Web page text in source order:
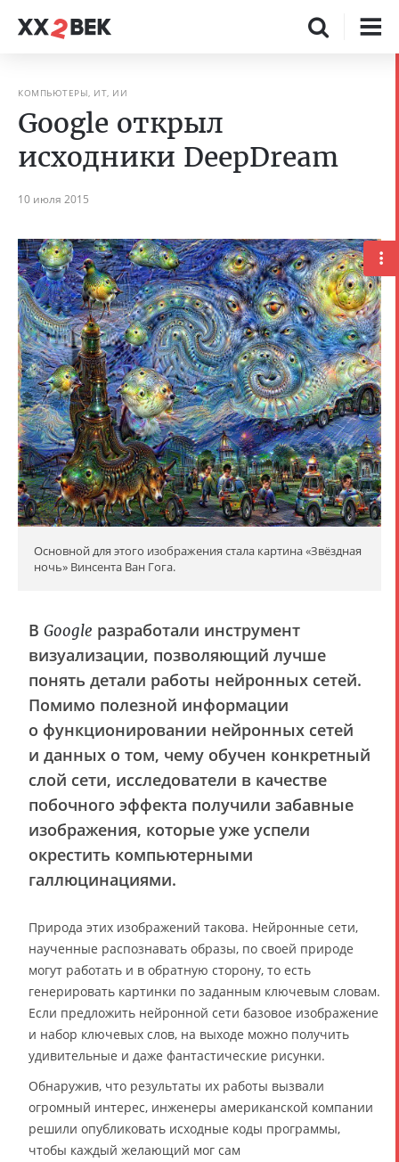
КОМПЬЮТЕРЫ, ИТ, ИИ
Google открыл
исходники DeepDream
10 июля 2015
Основной для этого изображения стала картина «Звёздная
ночь» Винсента Ван Гога.
В Google разработали инструмент
визуализации, позволяющий лучше
понять детали работы нейронных сетей.
Помимо полезной информации
о функционировании нейронных сетей
и данных о том, чему обучен конкретный
слой сети, исследователи в качестве
побочного эффекта получили забавные
изображения, которые уже успели
окрестить компьютерными
галлюцинациями.
Природа этих изображений такова. Нейронные сети,
наученные распознавать образы, по своей природе
могут работать и в обратную сторону, то есть
генерировать картинки по заданным ключевым словам.
Если предложить нейронной сети базовое изображение
и набор ключевых слов, на выходе можно получить
удивительные и даже фантастические рисунки.
Обнаружив, что результаты их работы вызвали
огромный интерес, инженеры американской компании
решили опубликовать исходные коды программы,
чтобы каждый желающий мог сам